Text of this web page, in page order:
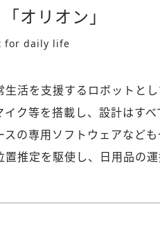
オリオン」
for daily life
生活を支援するロボットと
イク等を搭載し、設計はす
の専用ソフトウェアなど
推定を駆使し、日用品の